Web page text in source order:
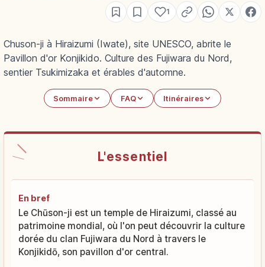
1
Chuson-ji à Hiraizumi (Iwate), site UNESCO, abrite le
Pavillon d'or Konjikido. Culture des Fujiwara du Nord,
sentier Tsukimizaka et érables d'automne.
Sommaire FAQ Itinéraires
L'essentiel
En bref
Le Chūson-ji est un temple de Hiraizumi, classé au
patrimoine mondial, où l'on peut découvrir la culture
dorée du clan Fujiwara du Nord à travers le
Konjikidō, son pavillon d'or central.